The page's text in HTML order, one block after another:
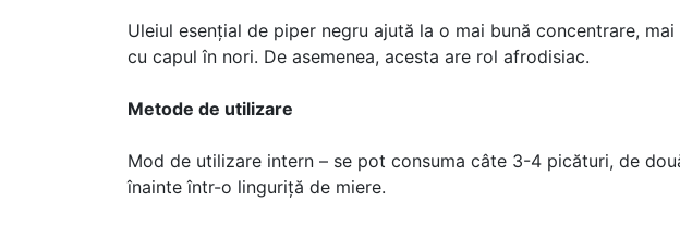
Uleiul esențial de piper negru ajută la o mai bună concentrare,
cu capul în nori. De asemenea, acesta are rol afrodisiac.
Metode de utilizare
Mod de utilizare intern – se pot consuma câte 3-4 picături, de
înainte într-o linguriță de miere.